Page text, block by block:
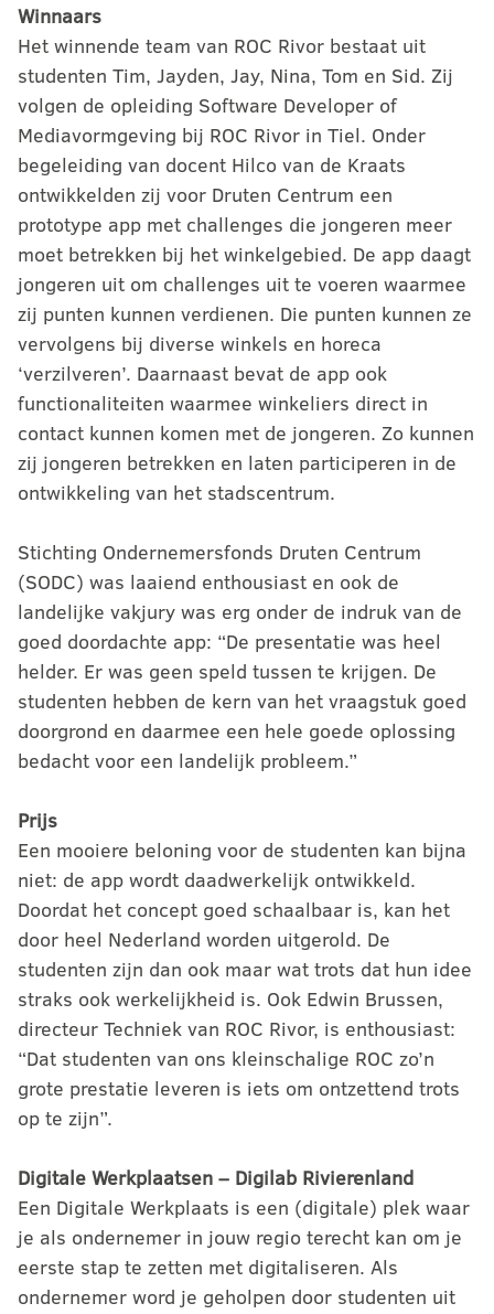
Winnaars
Het winnende team van ROC Rivor bestaat uit
studenten Tim, Jayden, Jay, Nina, Tom en Sid. Zij
volgen de opleiding Software Developer of
Mediavormgeving bij ROC Rivor in Tiel. Onder
begeleiding van docent Hilco van de Kraats
ontwikkelden zij voor Druten Centrum een
prototype app met challenges die jongeren meer
moet betrekken bij het winkelgebied. De app daagt
jongeren uit om challenges uit te voeren waarmee
zij punten kunnen verdienen. Die punten kunnen ze
vervolgens bij diverse winkels en horeca
‘verzilveren’. Daarnaast bevat de app ook
functionaliteiten waarmee winkeliers direct in
contact kunnen komen met de jongeren. Zo kunnen
zij jongeren betrekken en laten participeren in de
ontwikkeling van het stadscentrum.
Stichting Ondernemersfonds Druten Centrum
(SODC) was laaiend enthousiast en ook de
landelijke vakjury was erg onder de indruk van de
goed doordachte app: “De presentatie was heel
helder. Er was geen speld tussen te krijgen. De
studenten hebben de kern van het vraagstuk goed
doorgrond en daarmee een hele goede oplossing
bedacht voor een landelijk probleem.”
Prijs
Een mooiere beloning voor de studenten kan bijna
niet: de app wordt daadwerkelijk ontwikkeld.
Doordat het concept goed schaalbaar is, kan het
door heel Nederland worden uitgerold. De
studenten zijn dan ook maar wat trots dat hun idee
straks ook werkelijkheid is. Ook Edwin Brussen,
directeur Techniek van ROC Rivor, is enthousiast:
“Dat studenten van ons kleinschalige ROC zo’n
grote prestatie leveren is iets om ontzettend trots
op te zijn”.
Digitale Werkplaatsen – Digilab Rivierenland
Een Digitale Werkplaats is een (digitale) plek waar
je als ondernemer in jouw regio terecht kan om je
eerste stap te zetten met digitaliseren. Als
ondernemer word je geholpen door studenten uit